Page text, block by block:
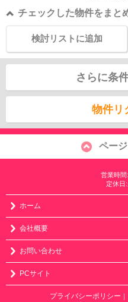
チェックした物件をまと
検討リストに追加
さらに条
物件リ
ペー
営業時
定休日
ホーム
会社概要
お問い合わせ
PCサイト
プライバシーポリシー ｜